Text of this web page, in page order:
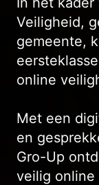
Veiligheid,
gemeente,
online
Met een
en
Gro-Up
veilig online